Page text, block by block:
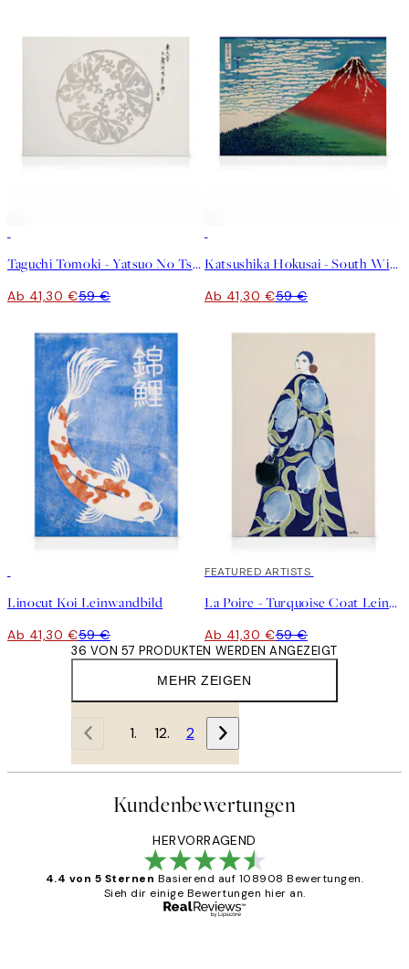
Taguchi Tomoki - Yatsuo No Tsubaki No2 Leinwandbild
Ab 41,30 €59 €
Katsushika Hokusai - South Wind, Clear Sky Leinwandbild
Ab 41,30 €59 €
Linocut Koi Leinwandbild
Ab 41,30 €59 €
30%*
FEATURED ARTISTS
La Poire - Turquoise Coat Leinwandbild
Ab 41,30 €59 €
MEHR ZEIGEN
36 VON 57 PRODUKTEN WERDEN ANGEZEIGT
1 2
Kundenbewertungen
HERVORRAGEND
4.4 von 5 Sternen Basierend auf 108908 Bewertungen.
Sieh dir einige Bewertungen hier an.